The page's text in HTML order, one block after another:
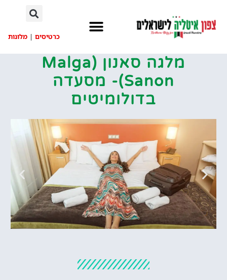
כרטיסים | מלונות
מלגה סאנון (Malga
Sanon‏)- מסעדה
בדולומיטים
מציאת מלון